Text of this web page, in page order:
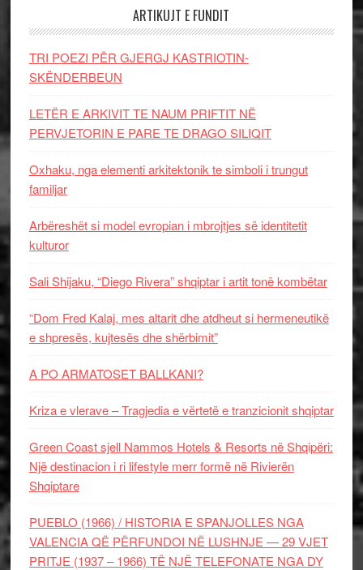
ARTIKUJT E FUNDIT
TRI POEZI PËR GJERGJ KASTRIOTIN-
SKËNDERBEUN
LETËR E ARKIVIT TE NAUM PRIFTIT NË
PERVJETORIN E PARE TE DRAGO SILIQIT
Oxhaku, nga elementi arkitektonik te simboli i trungut
familjar
Arbëreshët si model evropian i mbrojtjes së identitetit
kulturor
Sali Shijaku, “Diego Rivera” shqiptar i artit tonë kombëtar
“Dom Fred Kalaj, mes altarit dhe atdheut si hermeneutikë
e shpresës, kujtesës dhe shërbimit”
A PO ARMATOSET BALLKANI?
Kriza e vlerave – Tragjedia e vërtetë e tranzicionit shqiptar
Green Coast sjell Nammos Hotels & Resorts në Shqipëri:
Një destinacion i ri lifestyle merr formë në Rivierën
Shqiptare
PUEBLO (1966) / HISTORIA E SPANJOLLES NGA
VALENCIA QË PËRFUNDOI NË LUSHNJE — 29 VJET
PRITJE (1937 – 1966) TË NJË TELEFONATE NGA DY